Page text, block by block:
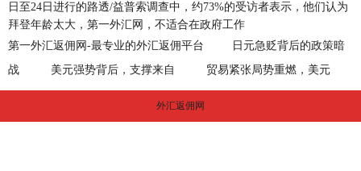
日至24日进行的路透/益普索调查中，约73%的受访者表示，他们认为
拜登年龄太大，第一外汇网，不适合在政府工作
第一外汇返佣网-最专业的外汇返佣平台
日元急贬背后的政策暗
战
美元强势背后，支撑来自 贸易紧张局势重燃，美元
外汇返佣网